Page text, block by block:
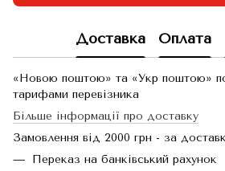
Доставка Оплата
«Новою поштою» та «Укр поштою»
тарифами перевізника
Більше інформації про доставку
Замовлення від 2000 грн - за
Переказ на банківський рахунок